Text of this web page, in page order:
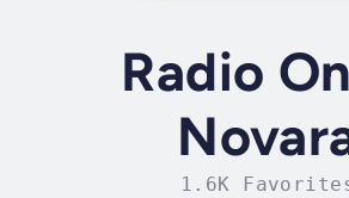
Radio
1.6K